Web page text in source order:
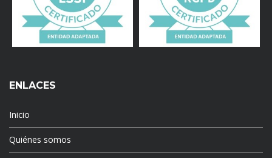
ENLACES
Inicio
Quiénes somos